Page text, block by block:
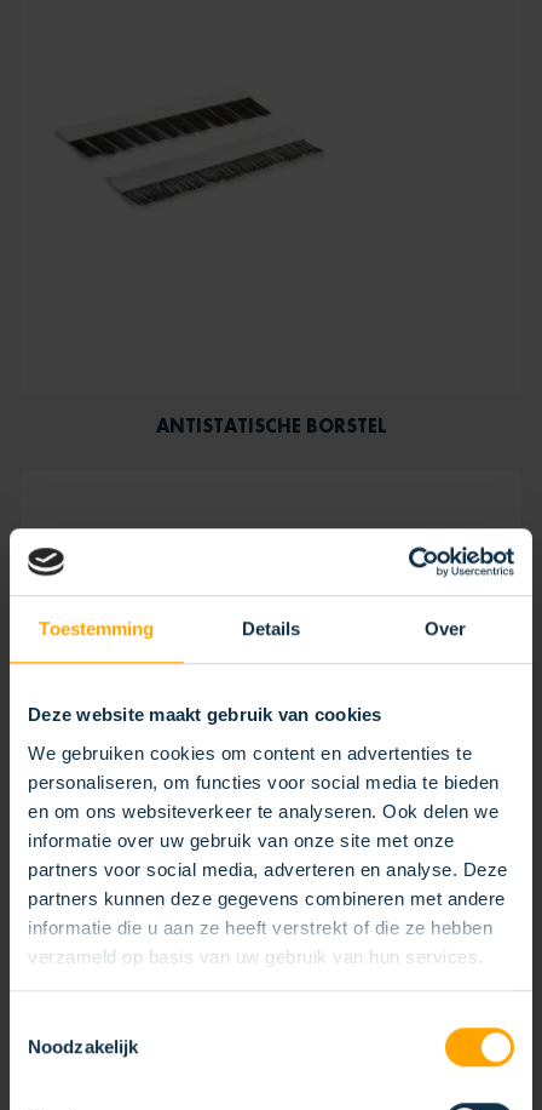
Toestemming Details Over
Deze website maakt gebruik van cookies
We gebruiken cookies om content en advertenties te
personaliseren, om functies voor social media te bieden
en om ons websiteverkeer te analyseren. Ook delen we
informatie over uw gebruik van onze site met onze
partners voor social media, adverteren en analyse. Deze
partners kunnen deze gegevens combineren met andere
informatie die u aan ze heeft verstrekt of die ze hebben
verzameld op basis van uw gebruik van hun services.
Noodzakelijk
ANTISTATISCHE BORSTEL